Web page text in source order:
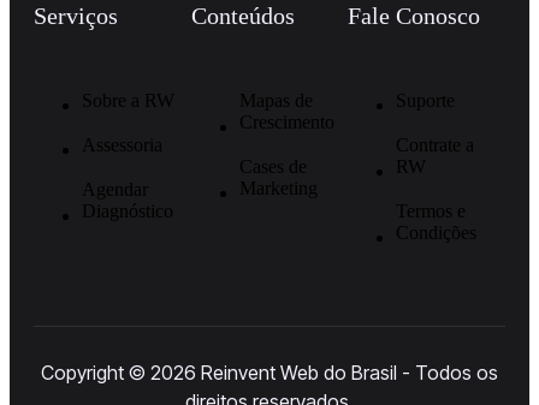
Serviços
Sobre a RW
Assessoria
Agendar
Diagnóstico
Conteúdos
Mapas de
Crescimento
Cases de
Marketing
Fale Conosco
Suporte
Contrate a
RW
Termos e
Condições
Copyright © 2026 Reinvent Web do Brasil - Todos os